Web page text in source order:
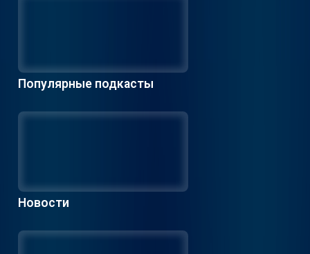
Популярные подкасты
Новости